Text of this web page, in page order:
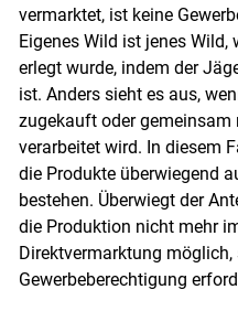
vermarktet, ist keine
Eigenes Wild ist jenes
erlegt wurde, indem der
ist. Anders sieht es aus,
zugekauft oder
verarbeitet wird. In diesem
die Produkte überwiegend
bestehen. Überwiegt der
die Produktion nicht mehr
Direktvermarktung möglich,
Gewerbeberechtigung